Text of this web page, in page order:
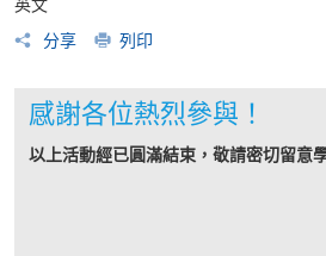
英文
分享
列印
感謝各位熱烈參與！
以上活動經已圓滿結束，敬請密切留意